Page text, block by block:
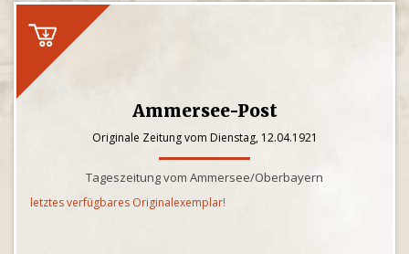
Ammersee-Post
Originale Zeitung vom Dienstag, 12.04.1921
Tageszeitung vom Ammersee/Oberbayern
letztes verfügbares Originalexemplar!